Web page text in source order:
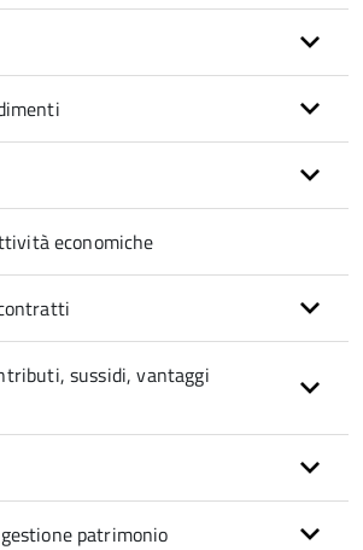
economiche
sussidi, vantaggi
patrimonio